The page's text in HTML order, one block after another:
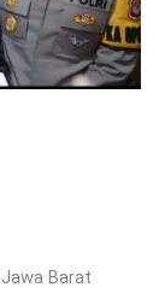
Barat